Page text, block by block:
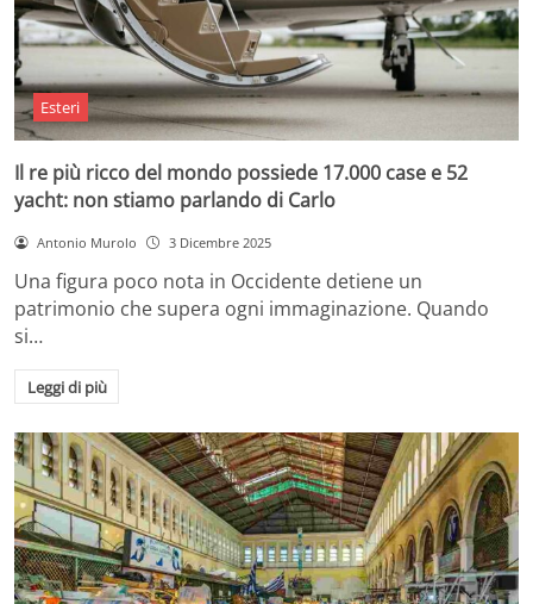
Esteri
Il re più ricco del mondo possiede 17.000 case e 52
yacht: non stiamo parlando di Carlo
Antonio Murolo 3 Dicembre 2025
Una figura poco nota in Occidente detiene un
patrimonio che supera ogni immaginazione. Quando
si…
Leggi di più